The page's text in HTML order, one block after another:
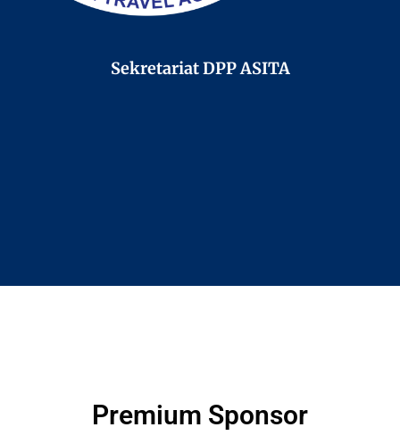
Sekretariat DPP ASITA
Premium Sponsor